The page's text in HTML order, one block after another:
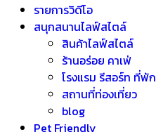
รายการวิดีโอ
สนุกสนานไลฟ์สไตล์
สินค้าไลฟ์สไตล์
ร้านอร่อย คาเฟ่
โรงแรม รีสอร์ท ที่พัก
สถานที่ท่องเที่ยว
blog
Pet Friendly